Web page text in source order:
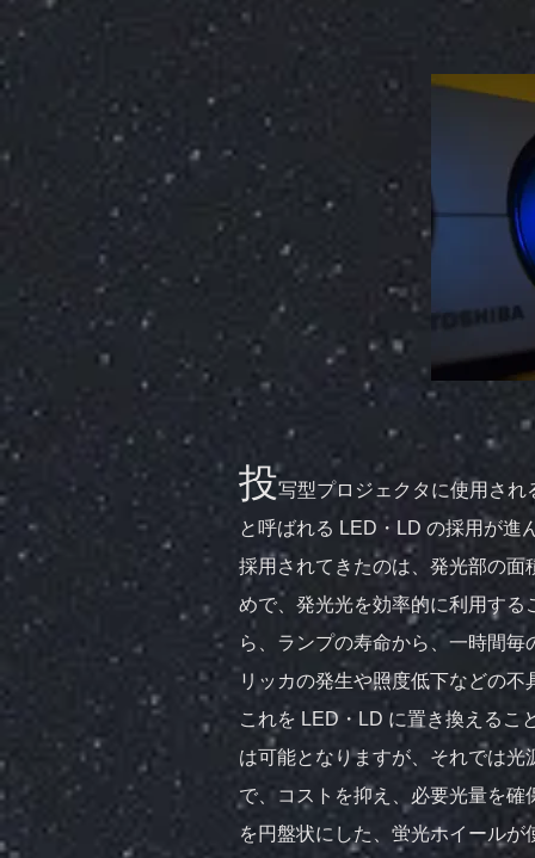
投写型プロジェクタに使用さ
と呼ばれる LED・LD の採用が進
採用されてきたのは、発光部の
めで、発光光を効率的に利用す
ら、ランプの寿命から、一時間
リッカの発生や照度低下などの
これを LED・LD に置き換えるこ
は可能となりますが、それでは
で、コストを抑え、必要光量を
を円盤状にした、蛍光ホイール